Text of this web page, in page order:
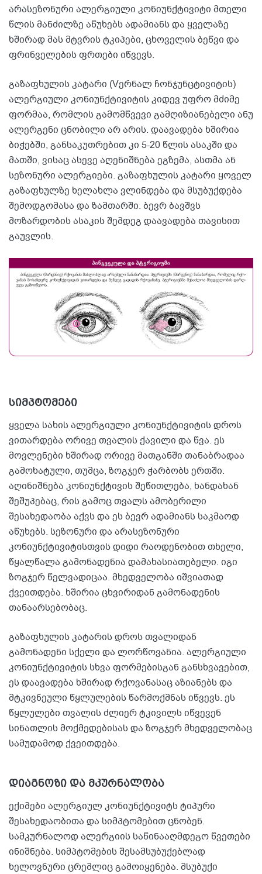
არასეზონური ალერგიული კონიუნქტივიტი მთელი
წლის მანძილზე აწუხებს ადამიანს და ყველაზე
ხშირად მას მტვრის ტკიპები, ცხოველის ბეწვი და
ფრინველების ფრთები იწვევს.
გაზაფხულის კატარი (Vერნალ ჩონჯუნცტივიტის)
ალერგიული კონიუნქტივიტის კიდევ უფრო მძიმე
ფორმაა, რომლის გამომწვევი გამღიზიანებელი ანუ
ალერგენი ცნობილი არ არის. დაავადება ხშირია
ბიჭებში, განსაკუთრებით კი 5-20 წლის ასაკში და
მათში, ვისაც ასევე აღენიშნება ეგზემა, ასთმა ან
სეზონური ალერგიები. გაზაფხულის კატარი ყოველ
გაზაფხულზე ხელახლა ვლინდება და მსუბუქდება
შემოდგომასა და ზამთარში. ბევრ ბავშვს
მოზარდობის ასაკის შემდეგ დაავადება თავისით
გაუვლის.
სიმპტომები
ყველა სახის ალერგიული კონიუნქტივიტის დროს
ვითარდება ორივე თვალის ქავილი და წვა. ეს
მოვლენები ხშირად ორივე მათგანში თანაბრადაა
გამოხატული, თუმცა, ზოგჯერ ჭარბობს ერთში.
აღინიშნება კონიუნქტივის შეწითლება, ხანდახან
შეშუპებაც, რის გამოც თვალს ამობერილი
შესახედაობა აქვს და ეს ბევრ ადამიანს საკმაოდ
აწუხებს. სეზონური და არასეზონური
კონიუნქტივიტისთვის დიდი რაოდენობით თხელი,
წყალწალა გამონადენია დამახასიათებელი. იგი
ზოგჯერ წელვადიცაა. მხედველობა იშვიათად
ქვეითდება. ხშირია ცხვირიდან გამონადენის
თანაარსებობაც.
გაზაფხულის კატარის დროს თვალიდან
გამონადენი სქელი და ლორწოვანია. ალერგიული
კონიუნქტივიტის სხვა ფორმებისგან განსხვავებით,
ეს დაავადება ხშირად რქოვანასაც აზიანებს და
მტკივნეული წყლულების წარმოქმნას იწვევს. ეს
წყლულები თვალის ძლიერ ტკივილს იწვევენ
სინათლის მოქმედებისას და ზოგჯერ მხედველობაც
სამუდამოდ ქვეითდება.
დიაგნოზი და მკურნალობა
ექიმები ალერგიულ კონიუნქტივიტს ტიპური
შესახედაობითა და სიმპტომებით ცნობენ.
სამკურნალოდ ალერგიის საწინააღმდეგო წვეთები
ინიშნება. სიმპტომების შესამსუბუქებლად
ხელოვნური ცრემლიც გამოიყენება. მსუბუქი